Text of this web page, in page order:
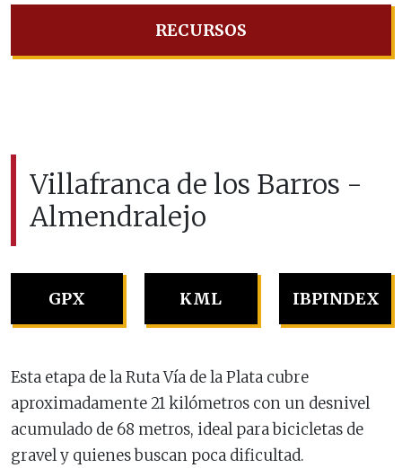
RECURSOS
Villafranca de los Barros -
Almendralejo
GPX KML IBPINDEX
Esta etapa de la Ruta Vía de la Plata cubre
aproximadamente 21 kilómetros con un desnivel
acumulado de 68 metros, ideal para bicicletas de
gravel y quienes buscan poca dificultad.